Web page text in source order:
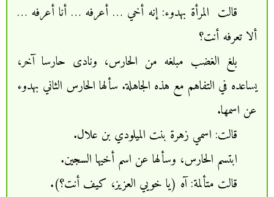
قالت المرأة بهدوء: إنه أخي … أعرفه … أنا أعرفه …
ألا تعرفه أنت؟
بلغ الغضب مبلغه من الحارس، ونادى حارسا آخر،
يساعده في التفاهم مع هذه الجاهلة. سألها الحارس الثاني بهدوء
عن اسمها.
قالت: اسمي زهرة بنت الميلودي بن علال.
ابتسم الحارس، وسألها عن اسم أخيها السجين.
قالت متألمة: آه (يا خويي العزيز، كيف أنت؟).